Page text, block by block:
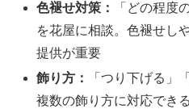
色褪せ対策：
「どの程度
を花屋に相談。色褪せし
提供が重要
飾り方：
「つり下げる」
複数の飾り方に対応でき